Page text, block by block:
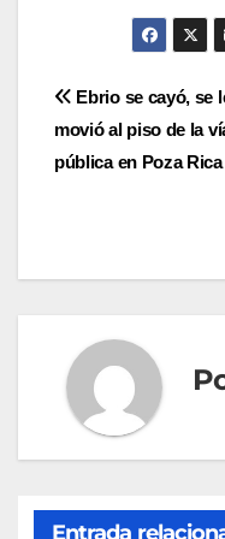
de
Ebrio se cayó, se
movió al piso de la
pública en Poza Rica
Entrada